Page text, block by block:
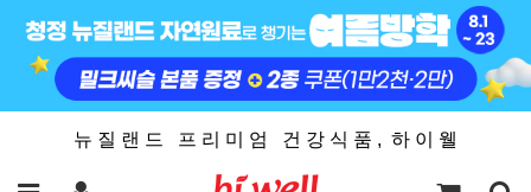
뉴 질 랜 드 프 리 미 엄 건 강 식 품 , 하 이 웰